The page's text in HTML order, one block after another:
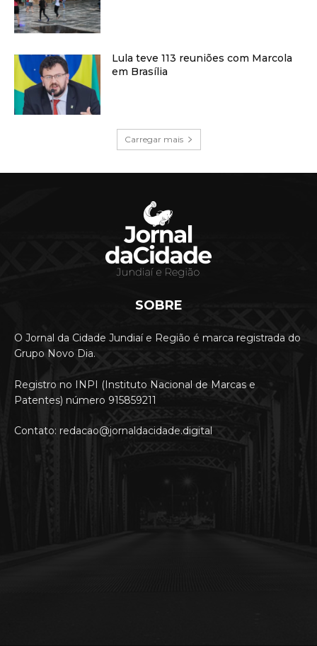
Lula teve 113 reuniões com Marcola
em Brasília
Carregar mais
SOBRE
O Jornal da Cidade Jundiaí e Região é marca registrada do
Grupo Novo Dia.
Registro no INPI (Instituto Nacional de Marcas e
Patentes) número 915859211
Contato: redacao@jornaldacidade.digital